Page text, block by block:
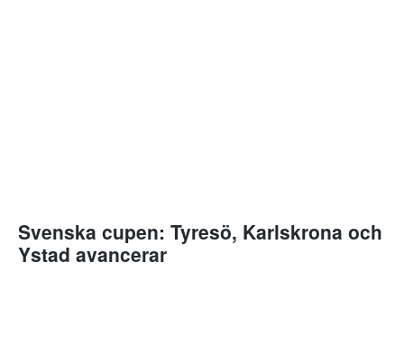
Svenska cupen: Tyresö, Karlskrona och
Ystad avancerar